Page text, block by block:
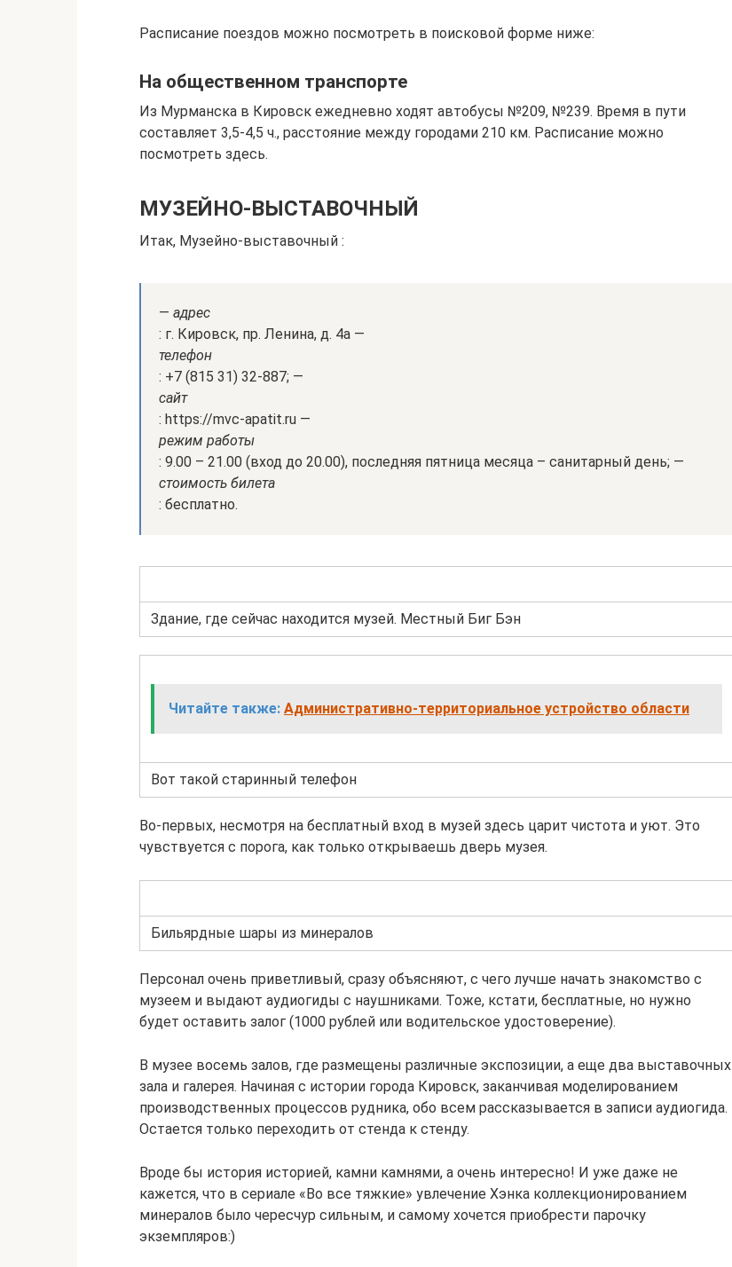
Расписание поездов можно посмотреть в поисковой форме ниже:
На общественном транспорте
Из Мурманска в Кировск ежедневно ходят автобусы №209, №239. Время в пути
составляет 3,5-4,5 ч., расстояние между городами 210 км. Расписание можно
посмотреть здесь.
МУЗЕЙНО-ВЫСТАВОЧНЫЙ
Итак, Музейно-выставочный :
— адрес
: г. Кировск, пр. Ленина, д. 4а —
телефон
: +7 (815 31) 32-887; —
сайт
: https://mvc-apatit.ru —
режим работы
: 9.00 – 21.00 (вход до 20.00), последняя пятница месяца – санитарный день; —
стоимость билета
: бесплатно.
Здание, где сейчас находится музей. Местный Биг Бэн
Читайте также: Административно-территориальное устройство области
Вот такой старинный телефон
Во-первых, несмотря на бесплатный вход в музей здесь царит чистота и уют. Это
чувствуется с порога, как только открываешь дверь музея.
Бильярдные шары из минералов
Персонал очень приветливый, сразу объясняют, с чего лучше начать знакомство с
музеем и выдают аудиогиды с наушниками. Тоже, кстати, бесплатные, но нужно
будет оставить залог (1000 рублей или водительское удостоверение).
В музее восемь залов, где размещены различные экспозиции, а еще два выставочных
зала и галерея. Начиная с истории города Кировск, заканчивая моделированием
производственных процессов рудника, обо всем рассказывается в записи аудиогида.
Остается только переходить от стенда к стенду.
Вроде бы история историей, камни камнями, а очень интересно! И уже даже не
кажется, что в сериале «Во все тяжкие» увлечение Хэнка коллекционированием
минералов было чересчур сильным, и самому хочется приобрести парочку
экземпляров:)